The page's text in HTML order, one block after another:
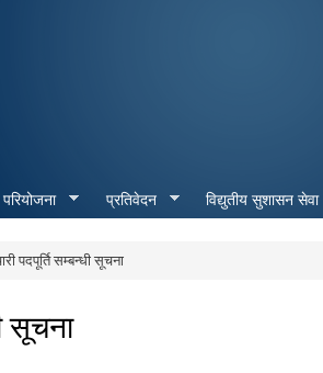
प्रतिवेदन विद्युतीय सुशासन सेवा
पदपूर्ति सम्बन्धी सूचना
सूचना